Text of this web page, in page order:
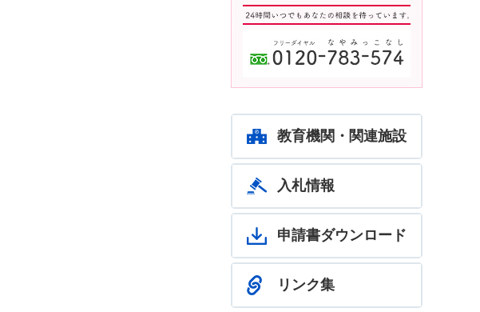
を待っています。フリーダイ
ヤル：0120-783-574
教育機関・関連施設
入札情報
申請書ダウンロード
リンク集